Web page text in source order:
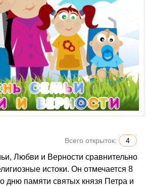
Всего открыток: 4
истоки. Он отмечается 8
дню памяти святых князя Петра и